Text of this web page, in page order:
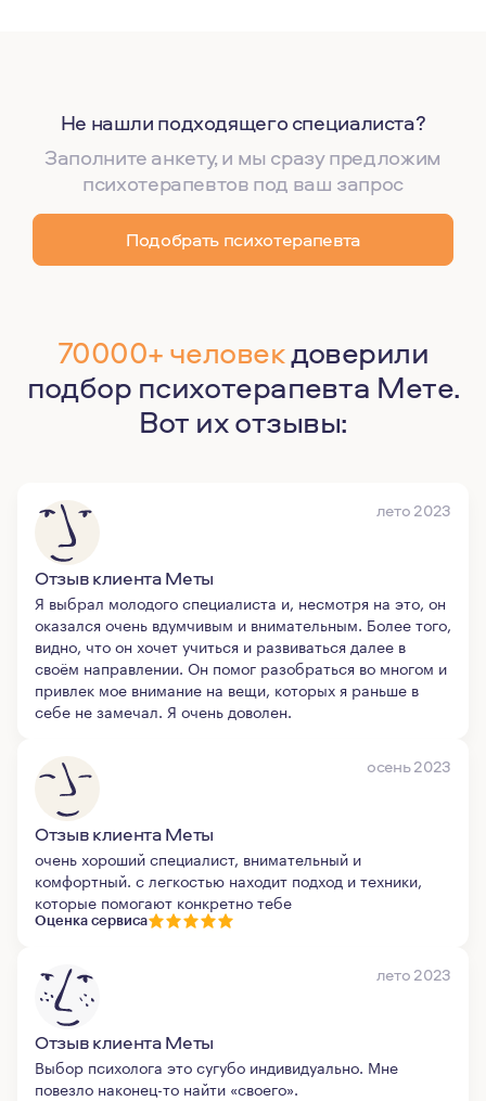
Не нашли подходящего специалиста?
Заполните анкету, и мы сразу предложим
психотерапевтов под ваш запрос
Подобрать психотерапевта
70000+ человекдоверили
подбор психотерапевта Мете.
Вот их отзывы:
лето 2023
Отзыв клиента Меты
Я выбрал молодого специалиста и, несмотря на это, он
оказался очень вдумчивым и внимательным. Более того,
видно, что он хочет учиться и развиваться далее в
своём направлении. Он помог разобраться во многом и
привлек мое внимание на вещи, которых я раньше в
себе не замечал. Я очень доволен.
осень 2023
Отзыв клиента Меты
очень хороший специалист, внимательный и
комфортный. с легкостью находит подход и техники,
которые помогают конкретно тебе
Оценка сервиса
лето 2023
Отзыв клиента Меты
Выбор психолога это сугубо индивидуально. Мне
повезло наконец-то найти «своего».